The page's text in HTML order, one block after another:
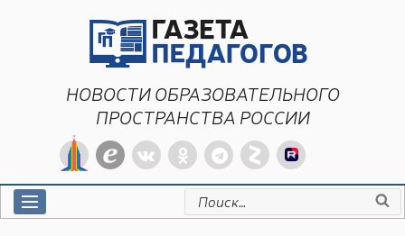
НОВОСТИ ОБРАЗОВАТЕЛЬНОГО
ПРОСТРАНСТВА РОССИИ
Искать: